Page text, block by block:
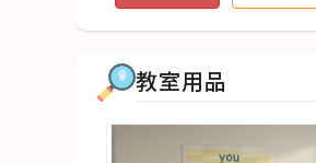
教室用品